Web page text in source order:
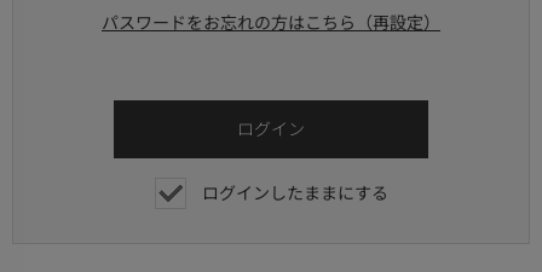
パスワードをお忘れの方はこちら（再設定）
ログインしたままにする